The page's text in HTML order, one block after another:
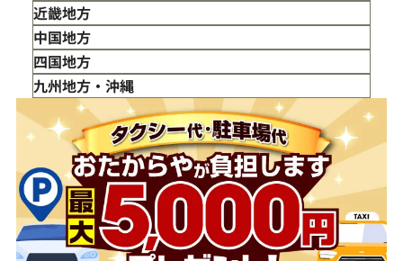
宮城県
秋田県
山形県
福島県
神奈川県
埼玉県
千葉県
茨城県
栃木県
群馬県
新潟県
富山県
石川県
山梨県
長野県
岐阜県
静岡県
愛知県
近畿地方
三重県
滋賀県
京都府
大阪府
兵庫県
奈良県
和歌山県
中国地方
鳥取県
島根県
岡山県
広島県
山口県
四国地方
徳島県
香川県
愛媛県
九州地方・沖縄
福岡県
佐賀県
長崎県
熊本県
大分県
宮崎県
鹿児島県